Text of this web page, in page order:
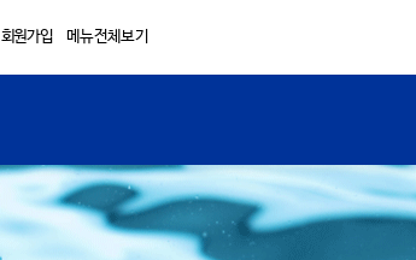
회원가입 메뉴전체보기